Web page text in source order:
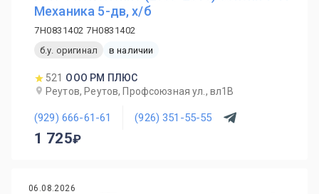
Механика 5-дв, х/б
7H0831402 7H0831402
б.у. оригинал
в наличии
521 ООО РМ ПЛЮС
Реутов, Реутов, Профсоюзная ул., вл1В
(929) 666-61-61 (926) 351-55-55
1 725
06.08.2026